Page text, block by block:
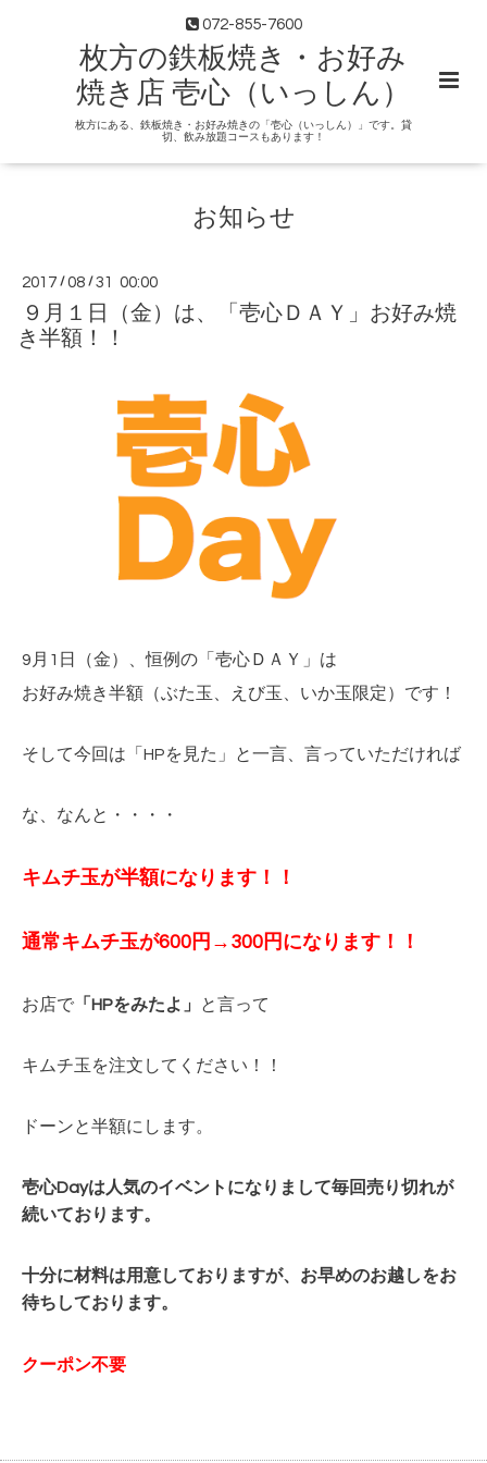
072-855-7600
枚方の鉄板焼き・お好み
焼き店 壱心（いっしん）
枚方にある、鉄板焼き・お好み焼きの「壱心（いっしん）」です。貸
切、飲み放題コースもあります！
お知らせ
2017 /08 /31 00:00
９月１日（金）は、「壱心ＤＡＹ」お好み焼
き半額！！
9月1日（金）、恒例の「壱心ＤＡＹ」は
お好み焼き半額（ぶた玉、えび玉、いか玉限定）です！
そして今回は「HPを見た」と一言、言っていただければ
な、なんと・・・・
キムチ玉が半額になります！！
通常キムチ玉が600円→300円 になります！！
お店で 「HPをみたよ」 と言って
キムチ玉を注文してください！！
ドーンと半額にします。
壱心Dayは人気のイベントになりまして毎回売り切れが
続いております。
十分に材料は用意しておりますが、お早めのお越しをお
待ちしております。
クーポン不要